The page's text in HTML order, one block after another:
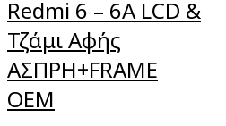
Redmi 6 – 6A LCD &
Τζάμι Αφής
ΑΣΠΡΗ+FRAME
OEM